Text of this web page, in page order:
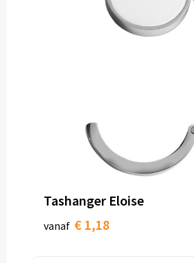
Tashanger Eloise
vanaf € 1,18